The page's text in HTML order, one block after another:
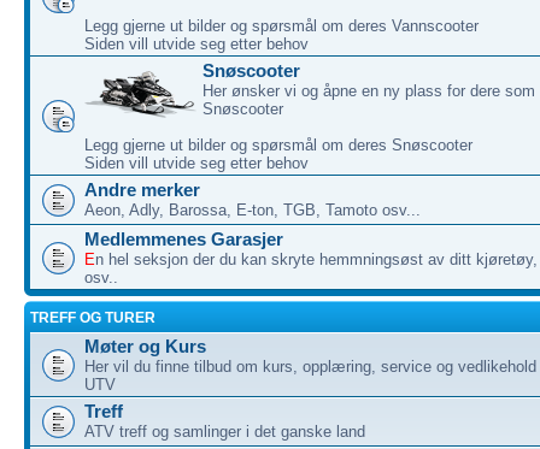
Legg gjerne ut bilder og spørsmål om deres Vannscooter
Siden vill utvide seg etter behov
Snøscooter
Her ønsker vi og åpne en ny plass for dere som
Snøscooter
Legg gjerne ut bilder og spørsmål om deres Snøscooter
Siden vill utvide seg etter behov
Andre merker
Aeon, Adly, Barossa, E-ton, TGB, Tamoto osv...
Medlemmenes Garasjer
En hel seksjon der du kan skryte hemmningsøst av ditt
osv..
TREFF OG TURER
Møter og Kurs
Her vil du finne tilbud om kurs, opplæring, service og vedlikehold
UTV
Treff
ATV treff og samlinger i det ganske land